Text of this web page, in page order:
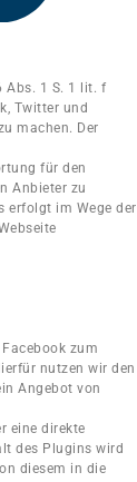
Abs. 1 S. 1 lit. f
Twitter und
machen. Der
für den
Anbieter zu
erfolgt im Wege der
zum
nutzen wir den
Angebot von
eine direkte
des Plugins wird
diesem in die